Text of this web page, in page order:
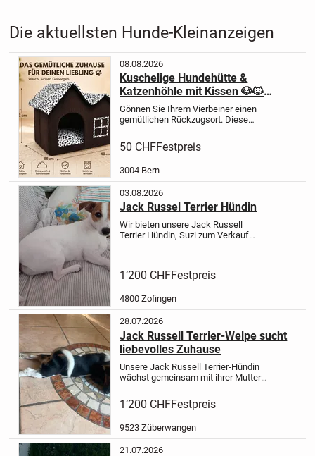
Die aktuellsten Hunde-Kleinanzeigen
08.08.2026
Kuschelige Hundehütte &
Katzenhöhle mit Kissen 🐶🐱
Dalmatiner-Design
Gönnen Sie Ihrem Vierbeiner einen
gemütlichen Rückzugsort. Diese
charmanten Landhaus Design eignet
sich ideal für kleine Hunde und
50 CHFFestpreis
3004 Bern
03.08.2026
Jack Russel Terrier Hündin
Wir bieten unsere Jack Russell
Terrier Hündin, Suzi zum Verkauf
Die Jack Russell Hündin...
1’200 CHFFestpreis
4800 Zofingen
28.07.2026
Jack Russell Terrier-Welpe sucht
liebevolles Zuhause
Unsere Jack Russell Terrier-Hündin
wächst gemeinsam mit ihrer Mutter
Familienhaushalt auf. Sie wird mit
viel Liebe, Zeit und Sorgfalt
unseren...
1’200 CHFFestpreis
9523 Züberwangen
21.07.2026